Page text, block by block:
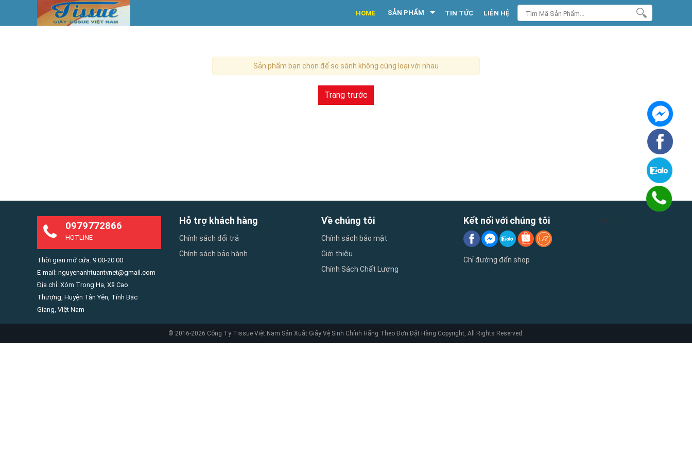
HOME SẢN PHẨM TIN TỨC LIÊN HỆ
Sản phẩm bạn chọn để so sánh không cùng loại với nhau
Trang trước
0979772866
HOTLINE
Thời gian mở cửa: 9:00-20:00
E-mail: nguyenanhtuantvnet@gmail.com
Địa chỉ: Xóm Trong Hạ, Xã Cao
Thượng, Huyện Tân Yên, Tỉnh Bắc
Giang, Việt Nam
Hỗ trợ khách hàng
Chính sách đổi trả
Chính sách bảo hành
Về chúng tôi
Chính sách bảo mật
Giới thiệu
Chính Sách Chất Lượng
/li>
Kết nối với chúng tôi
Chỉ đường đến shop
© 2016-2026 Công Ty Tissue Việt Nam Sản Xuất Giấy Vệ Sinh Chính Hãng Theo Đơn Đặt Hàng Copyright, All Rights Reserved.